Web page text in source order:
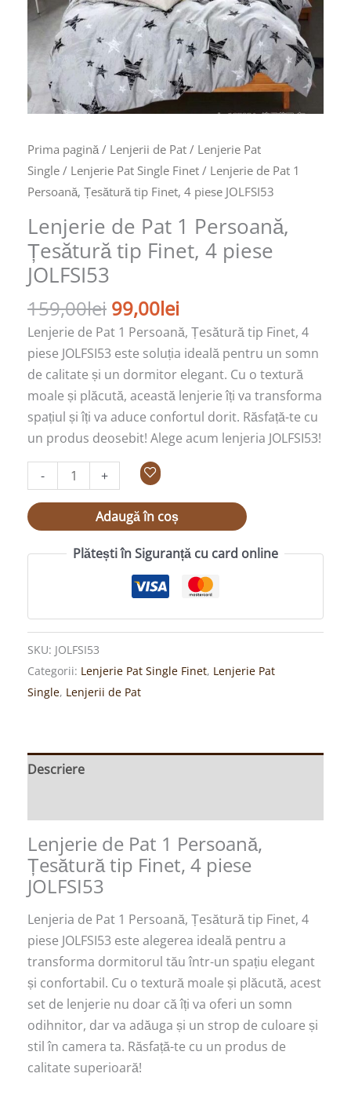
Prima pagină / Lenjerii de Pat / Lenjerie Pat
Single / Lenjerie Pat Single Finet / Lenjerie de Pat 1
Persoană, Țesătură tip Finet, 4 piese JOLFSI53
Lenjerie de Pat 1 Persoană,
Țesătură tip Finet, 4 piese
JOLFSI53
159,00lei 99,00lei
Lenjerie de Pat 1 Persoană, Țesătură tip Finet, 4
piese JOLFSI53 este soluția ideală pentru un somn
de calitate și un dormitor elegant. Cu o textură
moale și plăcută, această lenjerie îți va transforma
spațiul și îți va aduce confortul dorit. Răsfață-te cu
un produs deosebit! Alege acum lenjeria JOLFSI53!
-
piese
JOLFSI53
+
Adaugă în coș
Plătești în Siguranță cu card online
SKU: JOLFSI53
Categorii: Lenjerie Pat Single Finet, Lenjerie Pat
Single, Lenjerii de Pat
Descriere
Lenjerie de Pat 1 Persoană,
Țesătură tip Finet, 4 piese
JOLFSI53
Lenjeria de Pat 1 Persoană, Țesătură tip Finet, 4
piese JOLFSI53 este alegerea ideală pentru a
transforma dormitorul tău într-un spațiu elegant
și confortabil. Cu o textură moale și plăcută, acest
set de lenjerie nu doar că îți va oferi un somn
odihnitor, dar va adăuga și un strop de culoare și
stil în camera ta. Răsfață-te cu un produs de
calitate superioară!